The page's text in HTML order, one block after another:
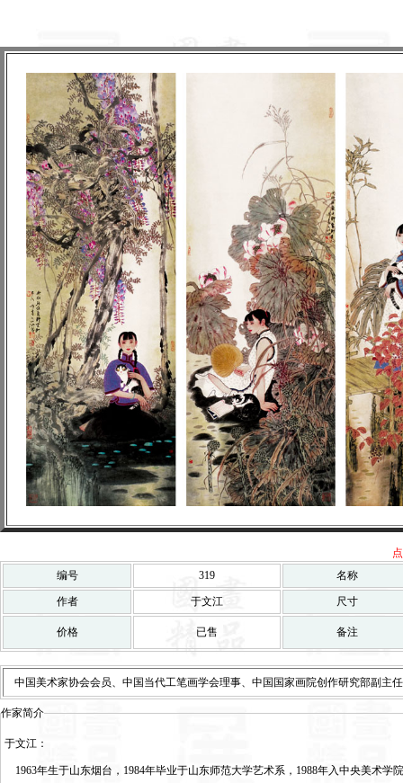
编号
319 名称
作者 于文江 尺寸
价格 已售 备注
中国美术家协会会员、中国当代工笔画学会理事、中国国家画院创作研究部副主
作家简介
于文江：
1963年生于山东烟台，1984年毕业于山东师范大学艺术系，1988年入中央美术